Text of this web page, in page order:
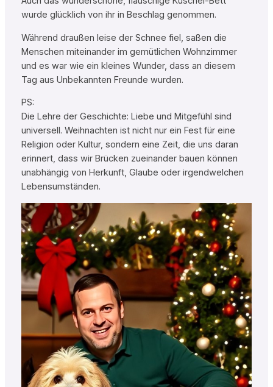
wurde glücklich von ihr in Beschlag genommen.
Während draußen leise der Schnee fiel, saßen die
Menschen miteinander im gemütlichen Wohnzimmer
und es war wie ein kleines Wunder, dass an diesem
Tag aus Unbekannten Freunde wurden.
PS:
Die Lehre der Geschichte: Liebe und Mitgefühl sind
universell. Weihnachten ist nicht nur ein Fest für eine
Religion oder Kultur, sondern eine Zeit, die uns daran
erinnert, dass wir Brücken zueinander bauen können
unabhängig von Herkunft, Glaube oder irgendwelchen
Lebensumständen.